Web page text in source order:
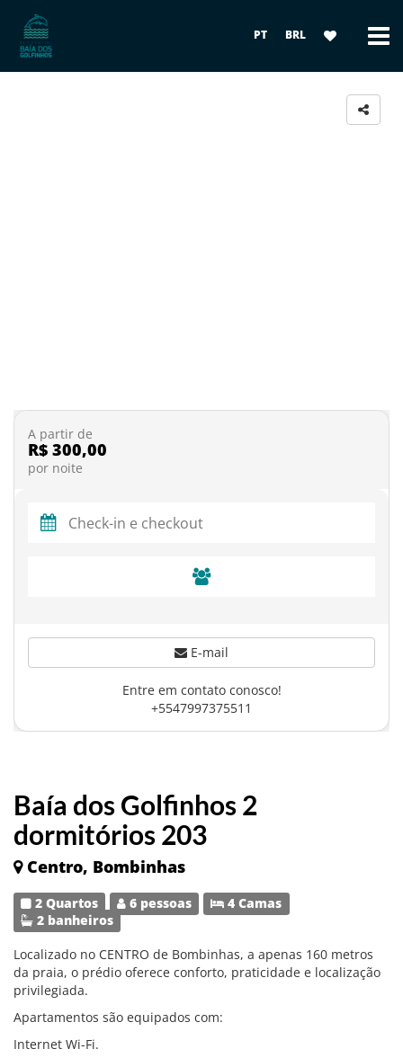
PT BRL
Baía dos Golfinhos 2
dormitórios 203
Centro, Bombinhas
2 Quartos 6 pessoas
4 Camas
2 banheiros
Localizado no CENTRO de Bombinhas, a apenas 160 metros
da praia, o prédio oferece conforto, praticidade e localização
privilegiada.
Apartamentos são equipados com:
Internet Wi-Fi.
A partir de
R$ 300,00
por noite
E-mail
Entre em contato conosco!
+5547997375511